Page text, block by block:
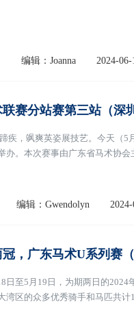
编辑：Joanna 2024-06-
赛分站赛第三站（深
疾，飒爽英姿展技艺。今天（
办。本次赛事由广东省马术协
、深圳尚武
编辑：Gwendolyn
，广东马术U系列赛
日至5月19日，为期两日的
湾区的众多优秀骑手和马匹共